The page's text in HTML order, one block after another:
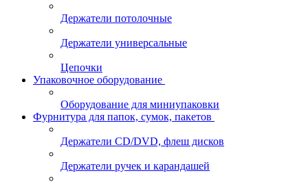
Держатели потолочные
Держатели универсальные
Цепочки
Упаковочное оборудование
Оборудование для миниупаковки
Фурнитура для папок, сумок, пакетов
Держатели CD/DVD, флеш дисков
Держатели ручек и карандашей